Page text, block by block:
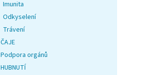
Imunita
Odkyselení
Trávení
ČAJE
Podpora orgánů
HUBNUTÍ